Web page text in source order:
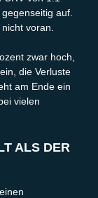
auf.
voran.
zwar hoch,
die Verluste
am Ende ein
vielen
ALS DER